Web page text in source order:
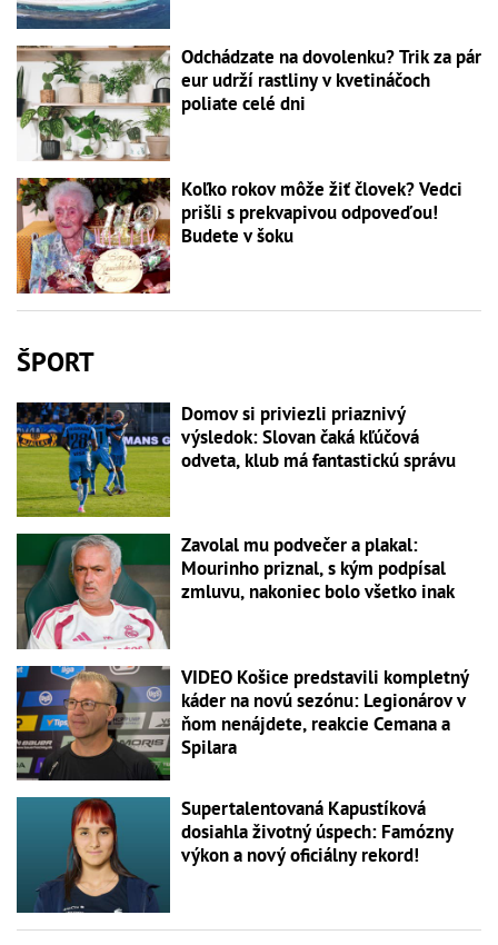
Odchádzate na dovolenku? Trik za pár
eur udrží rastliny v kvetináčoch
poliate celé dni
Koľko rokov môže žiť človek? Vedci
prišli s prekvapivou odpoveďou!
Budete v šoku
ŠPORT
Domov si priviezli priaznivý
výsledok: Slovan čaká kľúčová
odveta, klub má fantastickú správu
Zavolal mu podvečer a plakal:
Mourinho priznal, s kým podpísal
zmluvu, nakoniec bolo všetko inak
VIDEO Košice predstavili kompletný
káder na novú sezónu: Legionárov v
ňom nenájdete, reakcie Cemana a
Spilara
Supertalentovaná Kapustíková
dosiahla životný úspech: Famózny
výkon a nový oficiálny rekord!